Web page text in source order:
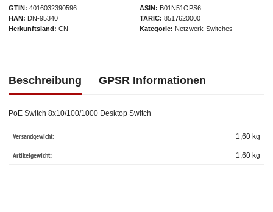
GTIN 4016032390596
HAN
DN-95340
Herkunftsland
CN
ASIN
B01N51OPS6
TARIC
8517620000
Kategorie
Netzwerk-Switches
Beschreibung GPSR Informationen
PoE Switch 8x10/100/1000 Desktop Switch
Versandgewicht: 1,60 kg
Artikelgewicht: 1,60 kg